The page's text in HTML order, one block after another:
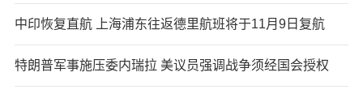
中印恢复直航 上海浦东往返德里航班将于11月9日复航
特朗普军事施压委内瑞拉 美议员强调战争须经国会授权